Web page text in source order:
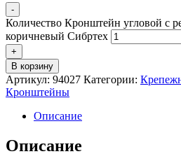
-
Количество Кронштейн угловой с
коричневый Сибртех
+
В корзину
Артикул: 94027 Категории:
Кронштейны
Описание
Описание